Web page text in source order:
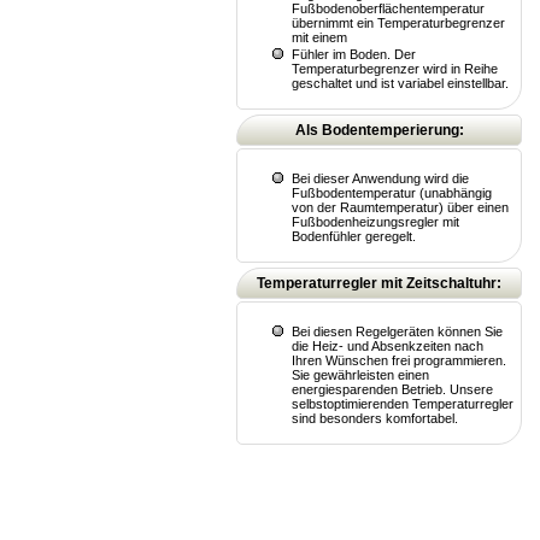
Fußbodenoberflächentemperatur
übernimmt ein Temperaturbegrenzer
mit einem
Fühler im Boden. Der
Temperaturbegrenzer wird in Reihe
geschaltet und ist variabel einstellbar.
Als Bodentemperierung:
Bei dieser Anwendung wird die
Fußbodentemperatur (unabhängig
von der Raumtemperatur) über einen
Fußbodenheizungsregler mit
Bodenfühler geregelt.
Temperaturregler mit Zeitschaltuhr:
Bei diesen Regelgeräten können Sie
die Heiz- und Absenkzeiten nach
Ihren Wünschen frei programmieren.
Sie gewährleisten einen
energiesparenden Betrieb. Unsere
selbstoptimierenden Temperaturregler
sind besonders komfortabel.